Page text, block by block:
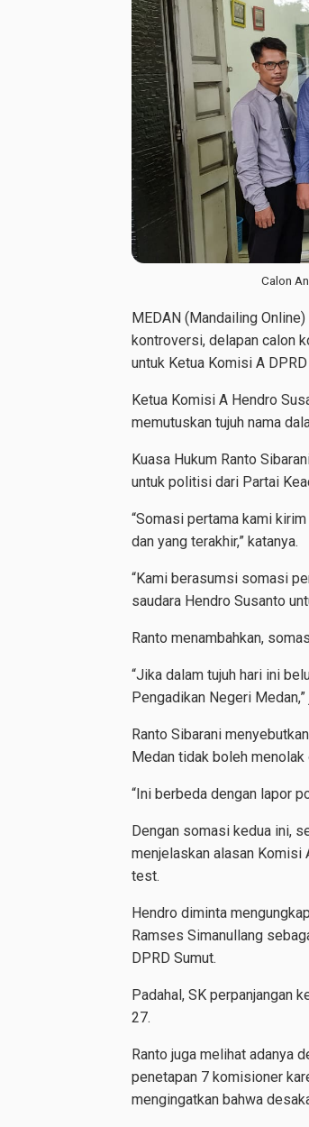
Calon
MEDAN (Mandailing
kontroversi, delapan calon
untuk Ketua Komisi A
Ketua Komisi A Hendro
memutuskan tujuh nama
Kuasa Hukum Ranto
untuk politisi dari Partai
“Somasi pertama kami
dan yang terakhir,” katanya.
“Kami berasumsi somasi
saudara Hendro Susanto
Ranto menambahkan,
“Jika dalam tujuh hari ini
Pengadikan Negeri
Ranto Sibarani
Medan tidak boleh
“Ini berbeda dengan lapor
Dengan somasi kedua ini,
menjelaskan alasan Komisi
test.
Hendro diminta
Ramses Simanullang
DPRD Sumut.
Padahal, SK perpanjangan
27.
Ranto juga melihat adanya
penetapan 7 komisioner
mengingatkan bahwa